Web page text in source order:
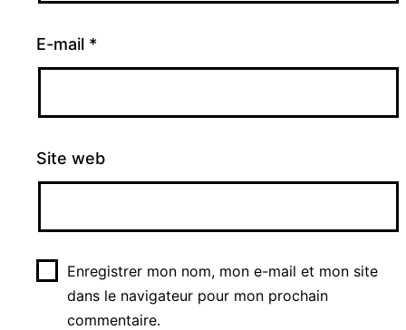
E-mail *
Site web
Enregistrer mon nom, mon e-mail et mon site
dans le navigateur pour mon prochain
commentaire.